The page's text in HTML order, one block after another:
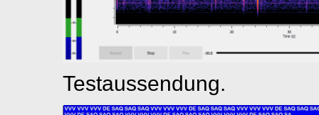
Testaussendung.